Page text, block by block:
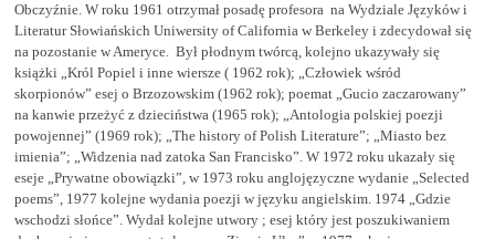
Obczyźnie. W roku 1961 otrzymał posadę profesora na Wydziale Języków i
Literatur Słowiańskich Uniwersity of California w Berkeley i zdecydował się
na pozostanie w Ameryce. Był płodnym twórcą, kolejno ukazywały się
książki „Król Popiel i inne wiersze ( 1962 rok); „Człowiek wśród
skorpionów” esej o Brzozowskim (1962 rok); poemat „Gucio zaczarowany”
na kanwie przeżyć z dzieciństwa (1965 rok); „Antologia polskiej poezji
powojennej” (1969 rok); „The history of Polish Literature”; „Miasto bez
imienia”; „Widzenia nad zatoka San Francisko”. W 1972 roku ukazały się
eseje „Prywatne obowiązki”, w 1973 roku anglojęzyczne wydanie „Selected
poems”, 1977 kolejne wydania poezji w języku angielskim. 1974 „Gdzie
wschodzi słońce”. Wydał kolejne utwory ; esej który jest poszukiwaniem